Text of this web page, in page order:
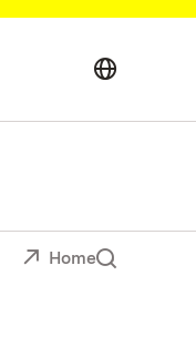
Home